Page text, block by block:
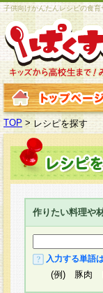
子供向けかんたんレシピの食育
TOP > レシピを探す
作りたい料理や
入力する単語
(例) 豚肉 じ